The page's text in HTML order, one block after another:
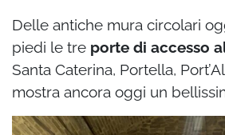
Delle antiche mura circolari
piedi le tre porte di accesso
Santa Caterina, Portella,
mostra ancora oggi un